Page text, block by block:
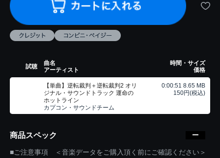
試聴
曲名
アーティスト
時間・サイズ
価格
【単曲】逆転裁判＋逆転裁判2 オリ
ジナル・サウンドトラック 運命の
ホットライン
カプコン・サウンドチーム
0:00:51 8.65 MB
150円(税込)
商品スペック
■ご注意事項 ＜音楽データをご購入頂く前にご確認ください＞